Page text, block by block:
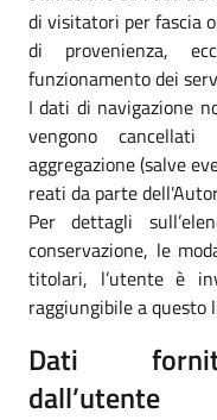
di visitatori per fascia
di provenienza,
funzionamento dei
I dati di navigazione
vengono
aggregazione (salve
reati da parte
Per dettagli
conservazione, le
titolari, l’utente è
raggiungibile a
Dati
dall’utente